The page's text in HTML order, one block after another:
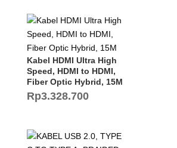
Kabel HDMI Ultra High
Speed, HDMI to HDMI,
Fiber Optic Hybrid, 15M
Rp3.328.700